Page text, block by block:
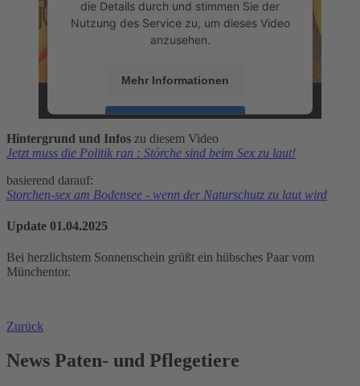
die Details durch und stimmen Sie der
Nutzung des Service zu, um dieses Video
anzusehen.
Mehr Informationen
Akzeptieren
powered byUsercentrics Consent
Hintergrund und Infos zu diesem Video
Jetzt muss die Politik ran : Störche sind beim Sex zu laut!
basierend darauf:
Storchen-sex am Bodensee - wenn der Naturschutz zu laut wird
Update 01.04.2025
Bei herzlichstem Sonnenschein grüßt ein hübsches Paar vom
Münchentor.
Zurück
News Paten- und Pflegetiere